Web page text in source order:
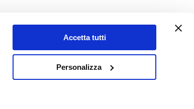
Accetta tutti
Personalizza